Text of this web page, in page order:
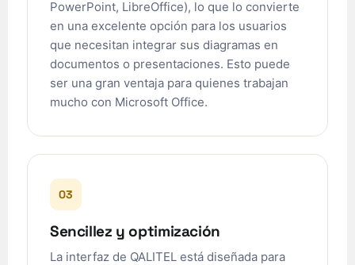
PowerPoint, LibreOffice), lo que lo convierte
en una excelente opción para los usuarios
que necesitan integrar sus diagramas en
documentos o presentaciones. Esto puede
ser una gran ventaja para quienes trabajan
mucho con Microsoft Office.
03
Sencillez y optimización
La interfaz de QALITEL está diseñada para